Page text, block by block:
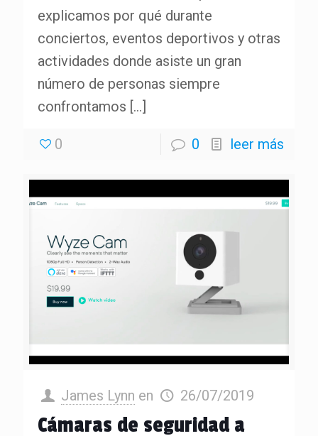
explicamos por qué durante
conciertos, eventos deportivos y otras
actividades donde asiste un gran
número de personas siempre
confrontamos […]
0 0 leer más
James Lynn en 26/07/2019
Cámaras de seguridad a